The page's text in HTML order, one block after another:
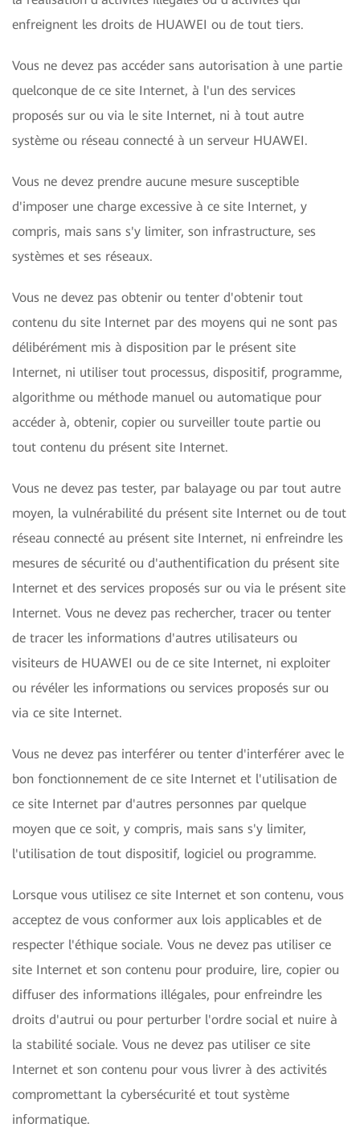
enfreignent les droits de HUAWEI ou de tout tiers.
Vous ne devez pas accéder sans autorisation à une partie
quelconque de ce site Internet, à l'un des services
proposés sur ou via le site Internet, ni à tout autre
système ou réseau connecté à un serveur HUAWEI.
Vous ne devez prendre aucune mesure susceptible
d'imposer une charge excessive à ce site Internet, y
compris, mais sans s'y limiter, son infrastructure, ses
systèmes et ses réseaux.
Vous ne devez pas obtenir ou tenter d'obtenir tout
contenu du site Internet par des moyens qui ne sont pas
délibérément mis à disposition par le présent site
Internet, ni utiliser tout processus, dispositif, programme,
algorithme ou méthode manuel ou automatique pour
accéder à, obtenir, copier ou surveiller toute partie ou
tout contenu du présent site Internet.
Vous ne devez pas tester, par balayage ou par tout autre
moyen, la vulnérabilité du présent site Internet ou de tout
réseau connecté au présent site Internet, ni enfreindre les
mesures de sécurité ou d'authentification du présent site
Internet et des services proposés sur ou via le présent site
Internet. Vous ne devez pas rechercher, tracer ou tenter
de tracer les informations d'autres utilisateurs ou
visiteurs de HUAWEI ou de ce site Internet, ni exploiter
ou révéler les informations ou services proposés sur ou
via ce site Internet.
Vous ne devez pas interférer ou tenter d'interférer avec le
bon fonctionnement de ce site Internet et l'utilisation de
ce site Internet par d'autres personnes par quelque
moyen que ce soit, y compris, mais sans s'y limiter,
l'utilisation de tout dispositif, logiciel ou programme.
Lorsque vous utilisez ce site Internet et son contenu, vous
acceptez de vous conformer aux lois applicables et de
respecter l'éthique sociale. Vous ne devez pas utiliser ce
site Internet et son contenu pour produire, lire, copier ou
diffuser des informations illégales, pour enfreindre les
droits d'autrui ou pour perturber l'ordre social et nuire à
la stabilité sociale. Vous ne devez pas utiliser ce site
Internet et son contenu pour vous livrer à des activités
compromettant la cybersécurité et tout système
informatique.